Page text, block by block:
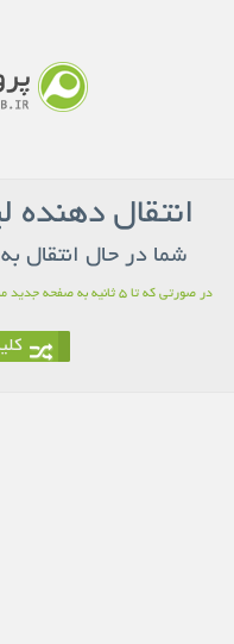
انتقال
شما در حال انتقال
در صورتی که تا 5 ثانیه به صفحه جدید منتقل نشدید روی دکمه پایین کلیک کنید